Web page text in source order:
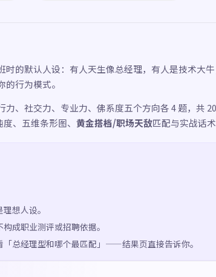
时的默认人设：有人天生像总经理，有人是技术大
行为模式。
力、社交力、专业力、佛系度五个方向各 4 题，共
、五维条形图、 黄金搭档/职场天敌匹配与实战话术
想人设。
成职业测评或招聘依据。
「总经理型和哪个最匹配」——结果页直接告诉你。